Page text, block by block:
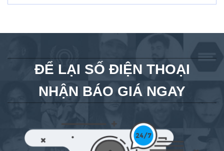
ĐỂ LẠI SỐ ĐIỆN THOẠI
NHẬN BÁO GIÁ NGAY